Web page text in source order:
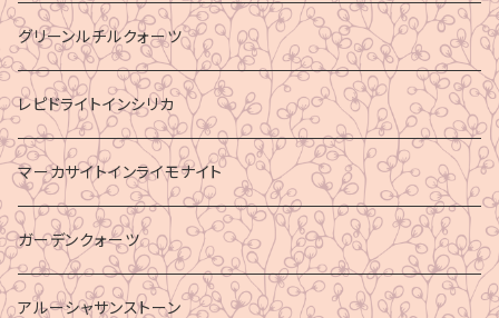
グリーンルチルクォーツ
レピドライトインシリカ
マーカサイトインライモナイト
ガーデンクォーツ
アルーシャサンストーン